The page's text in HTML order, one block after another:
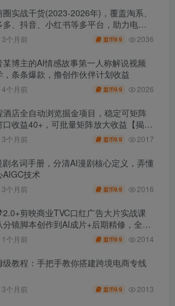
圈实战干货(2023-2026年)，覆盖淘系、
多、抖音、小红书等多平台，助力电商
开坑、提效率、稳盈利(更新4月)
3个月前 盟币9.9 2036
某博主的AI情感故事第一人称解说视频
，条条爆款，撸创作伙伴计划收益
4个月前 盟币9.9 2026
酒店全自动浏览掘金项目，稳定可矩阵
口收益40+，可批量矩阵放大收益【揭
3个月前 盟币9.9 2017
剧名词手册，分清AI漫剧核心定义，弄懂
AIGC技术
3个月前 盟币9.9 2016
2.0+剪映商业TVC口红广告大片实战课
分镜脚本创作到AI成片+后期精修，全流
品牌级产品广告
1个月前 盟币9.9 2014
级教程：手把手教你搭建跨境电商专线
3个月前 盟币9.9 2013